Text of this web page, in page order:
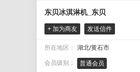
东贝冰淇淋机_东贝
+ 加为商友 发送信件
所在地区： 湖北/黄石市
会员级别： 普通会员